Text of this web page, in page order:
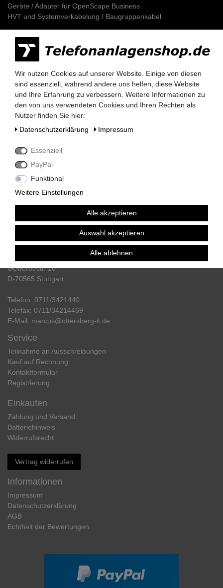
Geräte / Adapter für OpenScape Business
HVT und Systemverkabelung / Baugruppenkabel
UNIFY Telefone
Openscape Desk Phone CP (CP200 / CP400 / CP600)
UNIFY Mobilteile
Openstage TDM (UP0/E-Systemtelefone)
Openstage HFA (IP-Systemtelefone)
Openstage SIP (IP-Systemtelefone)
Openstage Zubehör (Key Module, Ersatzteile)
Telefonkabel / Zubehör
Aktionsware
Unsere eBay-Angebote
Marcus Ottersberg
IT & Kommunikationstechnik
Gewerbestr. 10
D-70565 Stuttgart
Telefon: 0711/3421440
Telefax: 0711/34214469
E-Mail: marcus@ottersberg-it.de
Service
Teilnahme an Ausschreibungen
Kauf auf Rechnung
Kontaktformular
Registrierung
Einkaufen
Zahlung und Versand
Batteriehinweis
Widerrufs­recht
Vertrag widerrufen
Informationen
Impressum
Daten­schutz­erklärung
AGB
Echtheit der Bewertungen
Wir nutzen Cookies auf unserer Website. Einige von diesen
sind essenziell, während andere uns helfen, diese Website
und Ihre Erfahrung zu verbessern. Weitere Informationen zu
den von uns verwendeten Cookies und Ihren Rechten als
Nutzer finden Sie hier:
Daten­schutz­erklärung
Impressum
Essenziell
PayPal
Funktional
Weitere Einstellungen
Alle akzeptieren
Auswahl akzeptieren
Alle ablehnen